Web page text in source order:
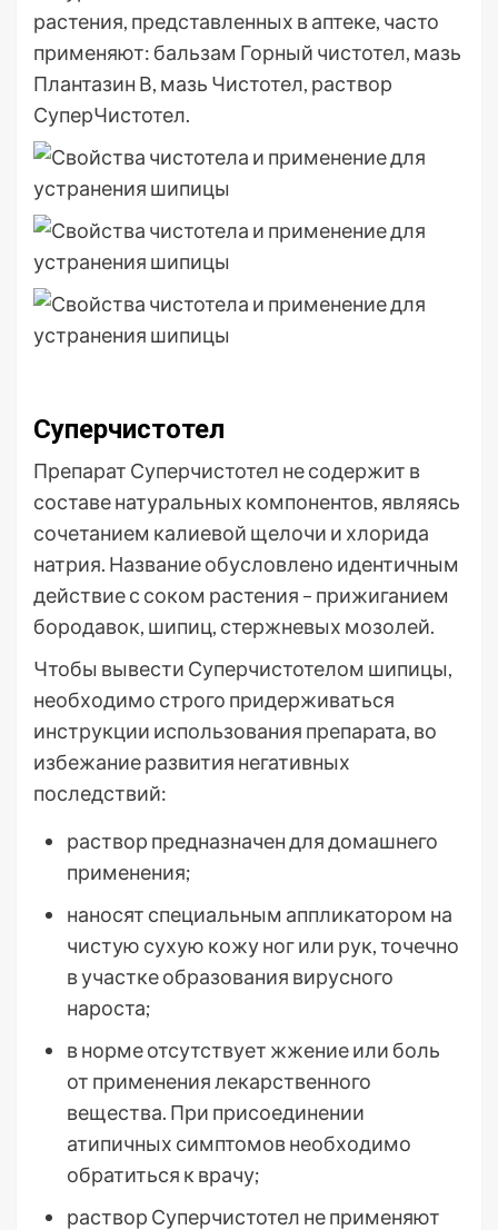
растения, представленных в аптеке, часто
применяют: бальзам Горный чистотел, мазь
Плантазин В, мазь Чистотел, раствор
СуперЧистотел.
Суперчистотел
Препарат Суперчистотел не содержит в
составе натуральных компонентов, являясь
сочетанием калиевой щелочи и хлорида
натрия. Название обусловлено идентичным
действие с соком растения – прижиганием
бородавок, шипиц, стержневых мозолей.
Чтобы вывести Суперчистотелом шипицы,
необходимо строго придерживаться
инструкции использования препарата, во
избежание развития негативных
последствий:
раствор предназначен для домашнего
применения;
наносят специальным аппликатором на
чистую сухую кожу ног или рук, точечно
в участке образования вирусного
нароста;
в норме отсутствует жжение или боль
от применения лекарственного
вещества. При присоединении
атипичных симптомов необходимо
обратиться к врачу;
раствор Суперчистотел не применяют